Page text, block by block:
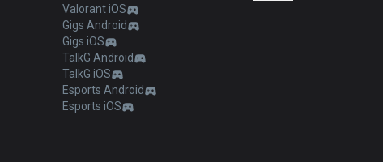
Valorant iOS
Gigs Android
Gigs iOS
TalkG Android
TalkG iOS
Esports Android
Esports iOS